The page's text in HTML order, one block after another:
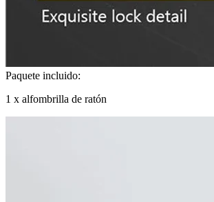
Paquete incluido:
1 x alfombrilla de ratón